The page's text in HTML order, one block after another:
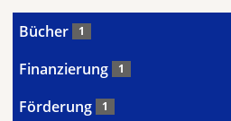
Bücher 1
Finanzierung 1
Förderung 1